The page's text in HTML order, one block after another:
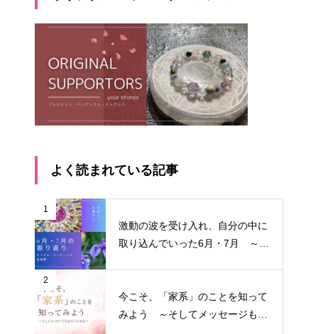
よく読まれている記事
1
激動の波を受け入れ、自分の中に
取り込んでいった6月・7月 ～サ
2
今こそ、「家系」のことを知って
みよう ～そしてメッセージもも